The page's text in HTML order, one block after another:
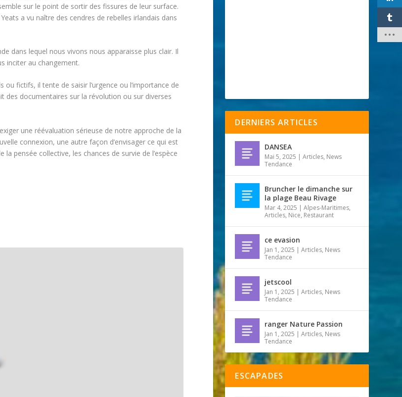
sur le point de sortir des fissures de leur surface.
a vu naître des cendres de rebelles irlandais dans
dans lequel nous vivons nous apparaisse plus clair. Il
inciter au changement.
fictifs, il tente de saisir l’urgence ou l’importance de
des documentaires sur la révolution ou sur diverses
une réévaluation sérieuse de notre approche de la
connexion, une autre façon d’envisager ce qui est
la pensée collective, les chances de survie de l’espèce
DERNIERS ARTICLES
DANSEA
Mai 5, 2025 |Articles, News
Tendance
Bruncher le dimanche sur
la plage Beau Rivage
Mar 4, 2025 |Alpes-Maritimes,
Articles, Nice, Restaurant
ce evasion
Jan 1, 2025 |Articles, News
Tendance
jetscool
Jan 1, 2025 |Articles, News
Tendance
ranger Nature Passion
Jan 1, 2025 |Articles, News
Tendance
ESCAPADES